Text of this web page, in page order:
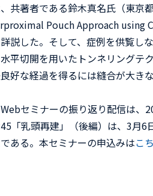
共著者である鈴木真名氏（東京
Pouch Approach using
説した。そして、症例を供覧し
平切開を用いたトンネリングテ
好な経過を得るには縫合が大き
セミナーの振り返り配信は、
「乳頭再建」（後編）は、3月
ある。本セミナーの申込みはこ